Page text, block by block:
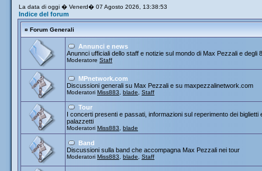
La data di oggi � Venerd� 07 Agosto 2026, 13:38:53
Indice del forum
¤ Forum Generali
Annunci e news
Anunnci ufficiali dello staff e notizie sul mondo di Max Pezzali e degli
Moderatore Staff
MPnetwork.com
Discussioni generali su Max Pezzali e su maxpezzalinetwork.com
Moderatori Miss883 blade Staff
Tour
I concerti presenti e passati, informazioni sul reperimento dei
palazzetti
Moderatori Miss883 blade
Band
Discussioni sulla band che accompagna Max Pezzali nei tour
Moderatori Miss883 blade Staff